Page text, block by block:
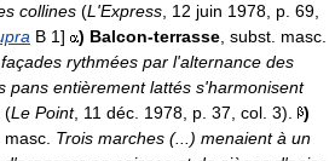
collines (L'Express, 12 juin 1978, p. 69,
B 1] ) Balcon-terrasse, subst. masc.
rythmées par l'alternance des
pans entièrement lattés s'harmonisent
(Le Point, 11 déc. 1978, p. 37, col. 3).
)
masc. Trois marches (...) menaient à un